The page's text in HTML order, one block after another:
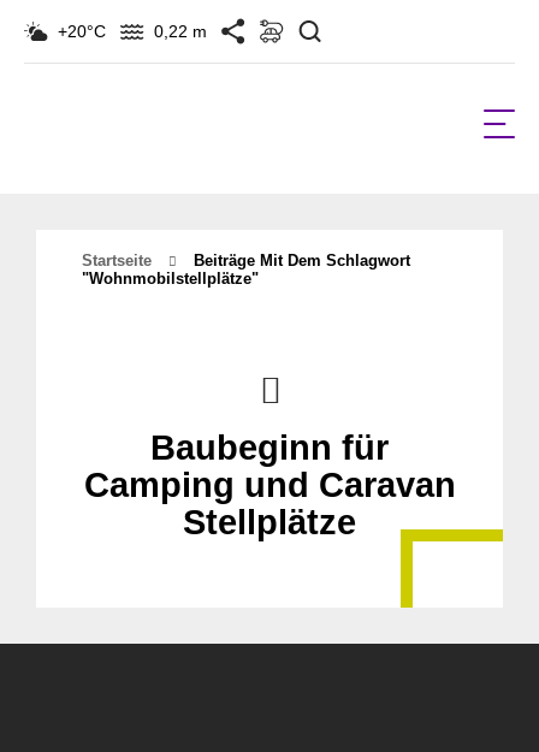
+20°C 0,22 m
Startseite
Beiträge Mit Dem Schlagwort
"Wohnmobilstellplätze"
Baubeginn für
Camping und Caravan
Stellplätze